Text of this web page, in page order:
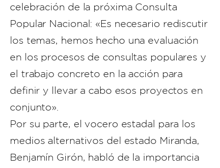
celebración de la próxima Consulta
Popular Nacional: «Es necesario rediscutir
los temas, hemos hecho una evaluación
en los procesos de consultas populares y
el trabajo concreto en la acción para
definir y llevar a cabo esos proyectos en
conjunto».
Por su parte, el vocero estadal para los
medios alternativos del estado Miranda,
Benjamín Girón, habló de la importancia